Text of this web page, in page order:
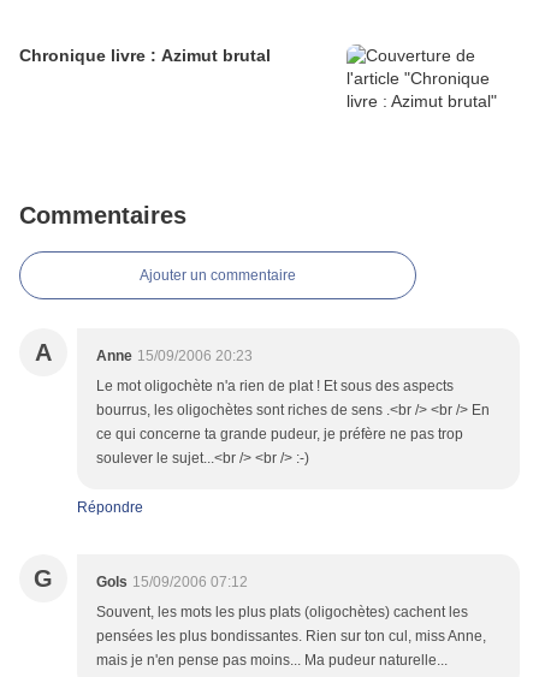
Chronique livre : Azimut brutal
Commentaires
Ajouter un commentaire
A Anne 15/09/2006 20:23
Le mot oligochète n'a rien de plat ! Et sous des aspects
bourrus, les oligochètes sont riches de sens .<br /> <br /> En
ce qui concerne ta grande pudeur, je préfère ne pas trop
soulever le sujet...<br /> <br /> :-)
Répondre
G Gols 15/09/2006 07:12
Souvent, les mots les plus plats (oligochètes) cachent les
pensées les plus bondissantes. Rien sur ton cul, miss Anne,
mais je n'en pense pas moins... Ma pudeur naturelle...